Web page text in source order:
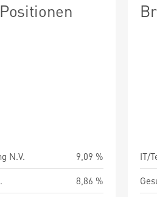
N.V.
9,09 %
8,86 %
IT/